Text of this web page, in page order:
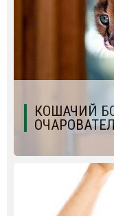
КОШАЧИЙ